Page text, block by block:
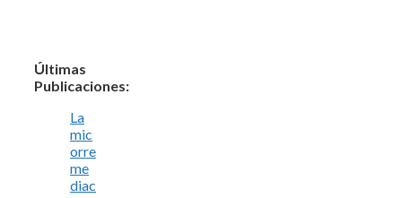
Últimas
Publicaciones:
La
mic
orre
me
diac